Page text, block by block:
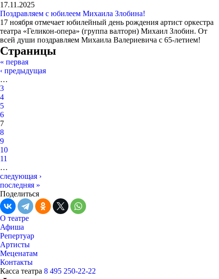
17.11.2025
Поздравляем с юбилеем Михаила Злобина!
17 ноября отмечает юбилейный день рождения артист оркестра
театра «Геликон-опера» (группа валторн) Михаил Злобин. От
всей души поздравляем Михаила Валериевича с 65-летием!
Страницы
« первая
‹ предыдущая
…
3
4
5
6
7
8
9
10
11
…
следующая ›
последняя »
Поделиться
О театре
Афиша
Репертуар
Артисты
Меценатам
Контакты
Касса театра 8 495 250-22-22